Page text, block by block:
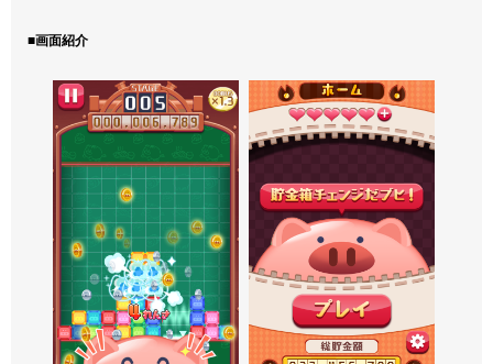
■画面紹介